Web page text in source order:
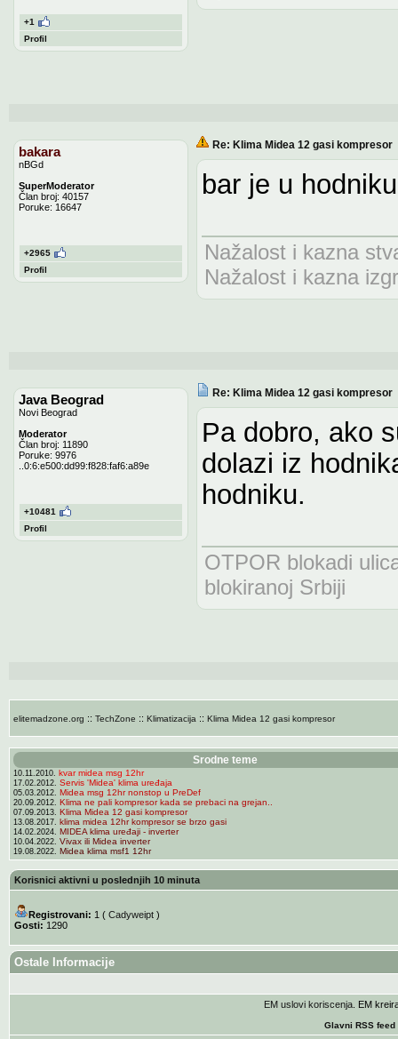
+1
Profil
bakara
nBGd
SuperModerator
Član broj: 40157
Poruke: 16647
+2965
Profil
Re: Klima Midea 12 gasi kompresor
bar je u
Nažalost i kazna
Nažalost i kazna
Java Beograd
Novi Beograd
Moderator
Član broj: 11890
Poruke: 9976
..0:6:e500:dd99:f828:faf6:a89e
+10481
Profil
Re: Klima Midea 12 gasi kompresor
Pa dobro, ako
dolazi iz
hodniku.
OTPOR blokadi
blokiranoj Srbiji
elitemadzone.org :: TechZone :: Klimatizacija :: Klima Midea 12 gasi kompresor
Srodne teme
10.11.2010. kvar midea msg 12hr
17.02.2012. Servis 'Midea' klima uređaja
05.03.2012. Midea msg 12hr nonstop u PreDef
20.09.2012. Klima ne pali kompresor kada se prebaci na grejan..
07.09.2013. Klima Midea 12 gasi kompresor
13.08.2017. klima midea 12hr kompresor se brzo gasi
14.02.2024. MIDEA klima uređaji - inverter
10.04.2022. Vivax ili Midea inverter
19.08.2022. Midea klima msf1 12hr
Korisnici aktivni u poslednjih 10 minuta
Registrovani: 1 ( Cadyweipt)
Gosti: 1290
Ostale Informacije
EM uslovi koriscenja . EM
Glavni RSS feed